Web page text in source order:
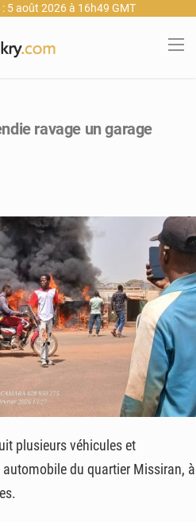
5 août 2026 à 16h49 GMT
ravage un garage
plusieurs véhicules et
du quartier Missiran, à